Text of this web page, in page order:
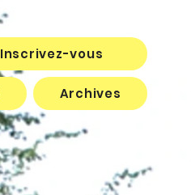
Inscrivez-vous
Archives